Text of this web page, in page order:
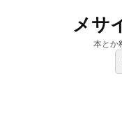
メサ
本とか